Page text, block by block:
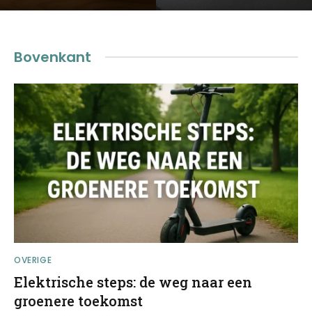
Bovenkant
OVERIGE
Elektrische steps: de weg naar een
groenere toekomst